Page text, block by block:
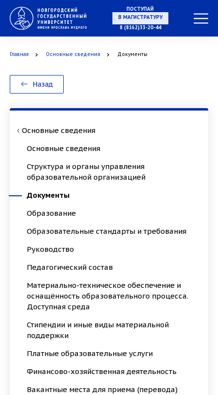
ПОСТУПАЙ
В МАГИСТРАТУРУ
В ОРДИНАТУРУ
8 (8162)33-20-44
Главная Основные сведения Документы
Назад
Основные сведения
Основные сведения
Структура и органы управления
образовательной организацией
Документы
Образование
Образовательные стандарты и требования
Руководство
Педагогический состав
Материально-техническое обеспечение и
оснащённость образовательного процесса.
Доступная среда
Стипендии и иные виды материальной
поддержки
Платные образовательные услуги
Финансово-хозяйственная деятельность
Вакантные места для приема (перевода)